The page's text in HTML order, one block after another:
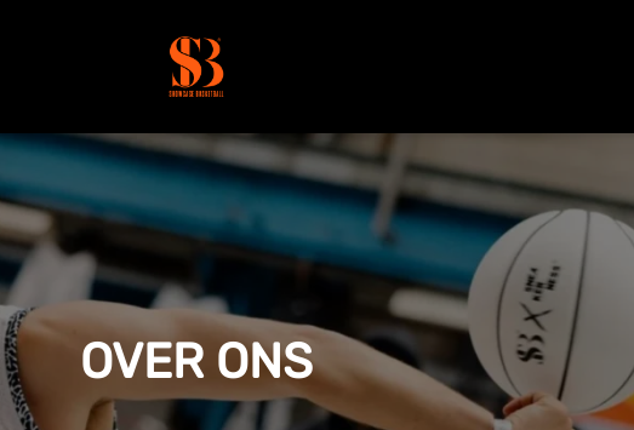
OVER ONS